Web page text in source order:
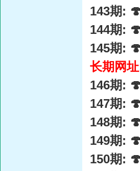
143期:
144期:
145期:
长期网
146期:
147期:
148期:
149期:
150期: